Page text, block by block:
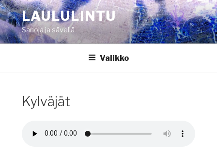
Siirry
sisältöönLAULULINTU
Sanoja ja säveliä
Valikko
Kylväjät